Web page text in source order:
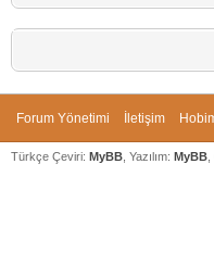
Forum Yönetimi İletişim
Türkçe Çeviri: MyBB , Yazılım: MyBB